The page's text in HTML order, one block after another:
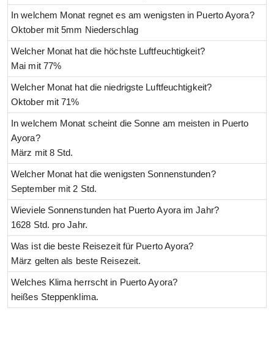
In welchem Monat regnet es am wenigsten in Puerto Ayora?
Oktober mit 5mm Niederschlag
Welcher Monat hat die höchste Luftfeuchtigkeit?
Mai mit 77%
Welcher Monat hat die niedrigste Luftfeuchtigkeit?
Oktober mit 71%
In welchem Monat scheint die Sonne am meisten in Puerto
Ayora?
März mit 8 Std.
Welcher Monat hat die wenigsten Sonnenstunden?
September mit 2 Std.
Wieviele Sonnenstunden hat Puerto Ayora im Jahr?
1628 Std. pro Jahr.
Was ist die beste Reisezeit für Puerto Ayora?
März gelten als beste Reisezeit.
Welches Klima herrscht in Puerto Ayora?
heißes Steppenklima.